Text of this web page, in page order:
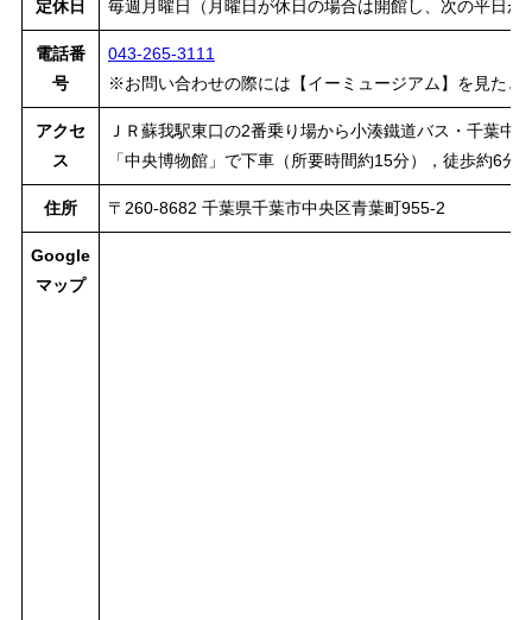
定休日 毎週月曜日（月曜日が休日の場合は開館し、次の平日
電話番
号
043-265-3111
※お問い合わせの際には【イーミュージアム】を見たと
アクセ
ス
ＪＲ蘇我駅東口の2番乗り場から小湊鐵道バス・千葉中
「中央博物館」で下車（所要時間約15分），徒歩約6分
住所 〒260-8682 千葉県千葉市中央区青葉町955-2
Google
マップ